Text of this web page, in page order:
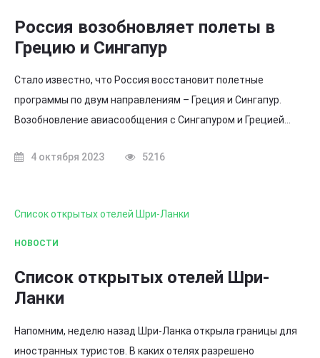
Россия возобновляет полеты в
Грецию и Сингапур
Стало известно, что Россия восстановит полетные
программы по двум направлениям – Греция и Сингапур.
Возобновление авиасообщения с Сингапуром и Грецией…
4 октября 2023 5216
НОВОСТИ
Список открытых отелей Шри-
Ланки
Напомним, неделю назад Шри-Ланка открыла границы для
иностранных туристов. В каких отелях разрешено
Список открытых отелей Шри-Ланки